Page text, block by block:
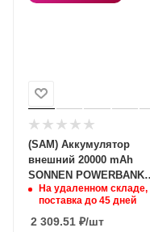
(SAM) Аккумулятор
внешний 20000 mAh
SONNEN POWERBANK
Q60P БЫСТРАЯ
ЗАРЯДКА, 2 USB, литий-
полимерный, 263033,
На удаленном складе,
поставка до 45 дней
2 309.51 ₽/шт